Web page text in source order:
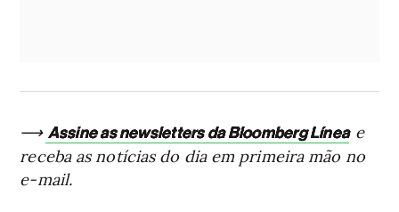
⟶ Assine as newsletters da Bloomberg Línea e
receba as notícias do dia em primeira mão no
e-mail.